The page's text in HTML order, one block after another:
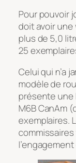
Pour pouvoir
doit avoir
plus de 5,0
25
Celui qui n’a
modèle de
présente une
M6B CanAm
exemplaires.